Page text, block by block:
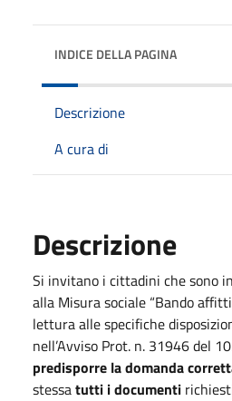
INDICE DELLA PAGINA
Descrizione
A cura di
Descrizione
Si invitano i cittadini che sono
alla Misura sociale “Bando
lettura alle specifiche
nell’Avviso Prot. n. 31946 del
predisporre la domanda
stessatutti i documenti